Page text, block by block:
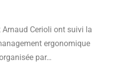
Arnaud Cerioli ont suivi la
ergonomique
par…